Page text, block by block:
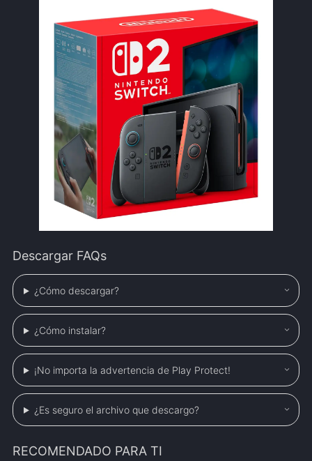
Descargar FAQs
¿Cómo descargar?
¿Cómo instalar?
¡No importa la advertencia de Play Protect!
¿Es seguro el archivo que descargo?
RECOMENDADO PARA TI